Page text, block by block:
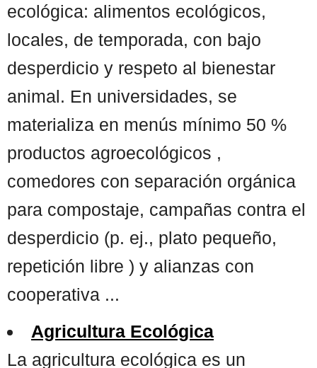
ecológica: alimentos ecológicos,
locales, de temporada, con bajo
desperdicio y respeto al bienestar
animal. En universidades, se
materializa en menús mínimo 50 %
productos agroecológicos ,
comedores con separación orgánica
para compostaje, campañas contra el
desperdicio (p. ej., plato pequeño,
repetición libre ) y alianzas con
cooperativa ...
Agricultura Ecológica
La agricultura ecológica es un